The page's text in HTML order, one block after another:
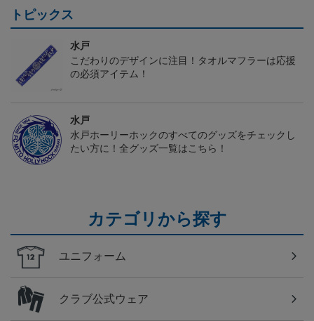
トピックス
水戸
こだわりのデザインに注目！タオルマフラーは応援
の必須アイテム！
水戸
水戸ホーリーホックのすべてのグッズをチェックし
たい方に！全グッズ一覧はこちら！
カテゴリから探す
ユニフォーム
クラブ公式ウェア